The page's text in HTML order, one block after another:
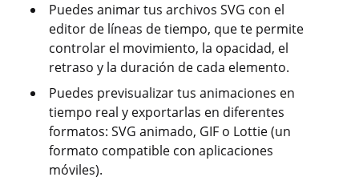
Puedes animar tus archivos SVG con el
editor de líneas de tiempo, que te permite
controlar el movimiento, la opacidad, el
retraso y la duración de cada elemento.
Puedes previsualizar tus animaciones en
tiempo real y exportarlas en diferentes
formatos: SVG animado, GIF o Lottie (un
formato compatible con aplicaciones
móviles).